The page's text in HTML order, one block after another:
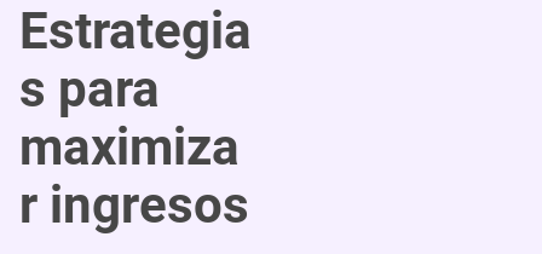
Estrategia
s para
maximiza
r ingresos